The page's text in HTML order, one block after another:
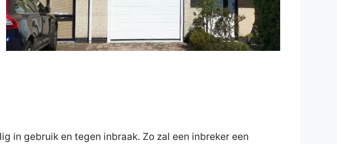
in gebruik en tegen inbraak. Zo zal een inbreker een